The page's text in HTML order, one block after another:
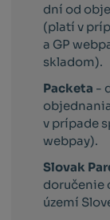
dní od
(platí v
a GP
skladom).
Packeta -
v prípade
webpay).
Slovak
doručenie
území